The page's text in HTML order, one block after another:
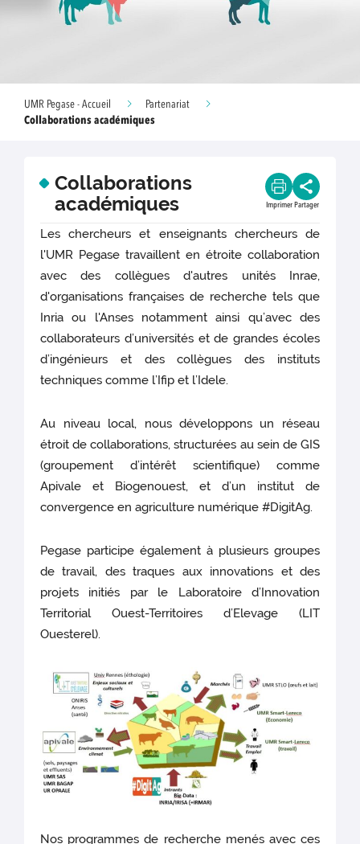
UMR Pegase - Accueil
Partenariat
Collaborations académiques
Collaborations
académiques
Imprimer Partager
Les chercheurs et enseignants chercheurs de
l'UMR Pegase travaillent en étroite collaboration
avec des collègues d'autres unités Inrae,
d'organisations françaises de recherche tels que
Inria ou l'Anses notamment ainsi qu’avec des
collaborateurs d’universités et de grandes écoles
d’ingénieurs et des collègues des instituts
techniques comme l’Ifip et l’Idele.
Au niveau local, nous développons un réseau
étroit de collaborations, structurées au sein de GIS
(groupement d’intérêt scientifique) comme
Apivale et Biogenouest, et d’un institut de
convergence en agriculture numérique #DigitAg.
Pegase participe également à plusieurs groupes
de travail, des traques aux innovations et des
projets initiés par le Laboratoire d’Innovation
Territorial Ouest-Territoires d’Elevage (LIT
Ouesterel).
Nos programmes de recherche menés avec ces